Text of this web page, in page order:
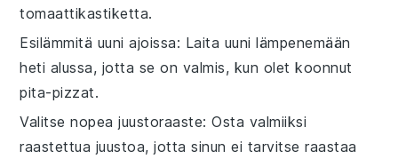
tomaattikastiketta.
Esilämmitä uuni ajoissa: Laita uuni lämpenemään
heti alussa, jotta se on valmis, kun olet koonnut
pita-pizzat.
Valitse nopea juustoraaste: Osta valmiiksi
raastettua juustoa, jotta sinun ei tarvitse raastaa